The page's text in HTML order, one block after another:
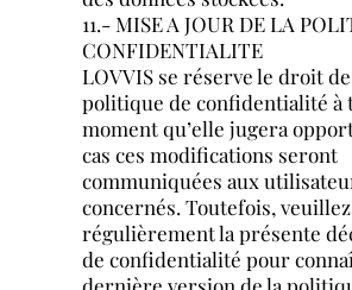
11.- MISE A JOUR DE LA
CONFIDENTIALITE
LOVVIS se réserve le droit
politique de confidentialité à
moment qu’elle jugera
cas ces modifications seront
communiquées aux
concernés. Toutefois,
régulièrement la présente
de confidentialité pour